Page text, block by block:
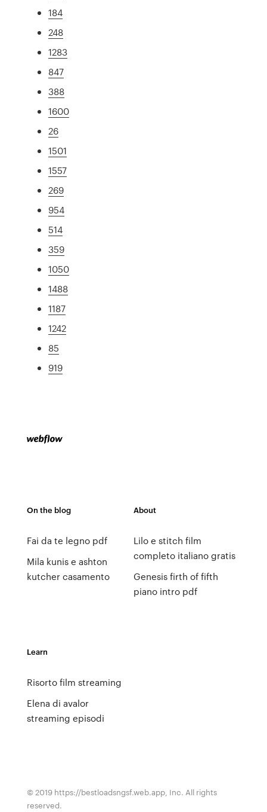
184
248
1283
847
388
1600
26
1501
1557
269
954
514
359
1050
1488
1187
1242
85
919
On the blog
Fai da te legno pdf
Mila kunis e ashton
kutcher casamento
About
Lilo e stitch film
completo italiano gratis
Genesis firth of fifth
piano intro pdf
Learn
Risorto film streaming
Elena di avalor
streaming episodi
© 2019 https://bestloadsngsf.web.app, Inc. All rights
reserved.